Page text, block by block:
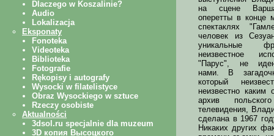
на сцене
оперетты в конце
спектаклях
человек из
уникальные
неизвестное
"Парус", не
нами. В
который
неизвестно каким
архив
телевидения,
сделана в 1967
Никаких других